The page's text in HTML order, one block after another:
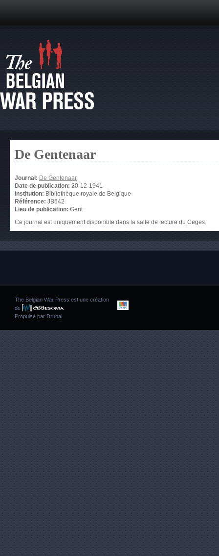
De Gentenaar
Journal: De Gentenaar
Date de publication: 20-12-1941
Institution: Bibliothèque royale de Belgique
Référence: JB542
Lieu de publication: Gent
Ce journal est uniquement disponible dans la salle de lecture du Ceges.
The Belgian War Press est une création
de
Propulsé par Drupal